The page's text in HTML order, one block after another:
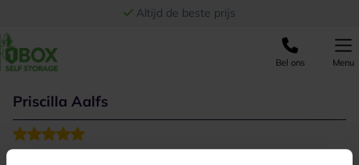
Altijd de beste prijs
Bel ons Menu
Priscilla Aalfs